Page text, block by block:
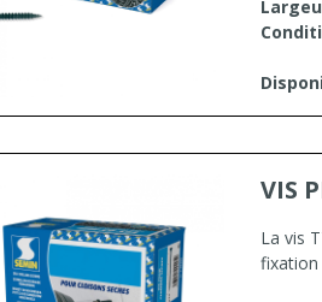
VIS
La vis
fixation